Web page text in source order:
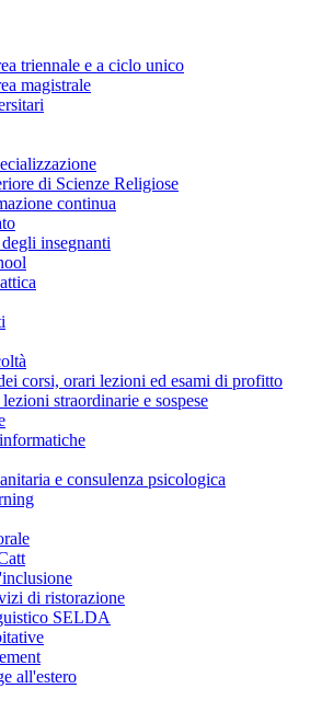
triennale e a ciclo unico
magistrale
di Scienze Religiose
continua
insegnanti
corsi, orari lezioni ed esami di profitto
straordinarie e sospese
e consulenza psicologica
di ristorazione
SELDA
all'estero